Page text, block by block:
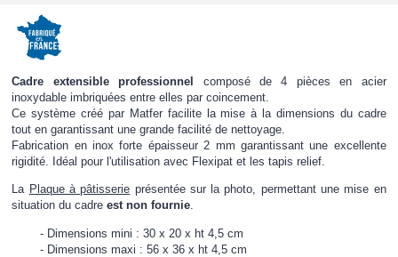
Cadre extensible professionnel
composé de 4 pièces en acier
inoxydable imbriquées entre elles par coincement.
Ce système créé par Matfer facilite la mise à la dimensions du cadre
tout en garantissant une grande facilité de nettoyage.
Fabrication en inox forte épaisseur 2 mm garantissant une excellente
rigidité. Idéal pour l'utilisation avec Flexipat et les tapis relief.
La Plaque à pâtisserie présentée sur la photo, permettant une mise en
situation du cadreest non fournie.
Dimensions mini : 30 x 20 x ht 4,5 cm
Dimensions maxi : 56 x 36 x ht 4,5 cm